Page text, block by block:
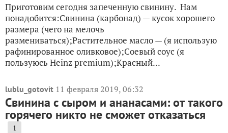
Приготовим сегодня запеченную свинину. Нам
понадобится:Свинина (карбонад) — кусок хорошего
размера (чего на мелочь
размениваться);Растительное масло — (я использую
рафинированное оливковое);Соевый соус (я
пользуюсь Heinz premium);Красный...
lublu_gotovit 11 февраля 2019, 06:32
Свинина с сыром и ананасами: от такого
горячего никто не сможет отказаться
1